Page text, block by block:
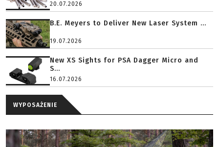
20.07.2026
B.E. Meyers to Deliver New Laser System ...
19.07.2026
New XS Sights for PSA Dagger Micro and
S...
16.07.2026
WYPOSAŻENIE